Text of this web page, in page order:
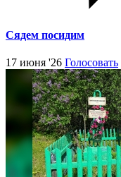
Сядем посидим
17 июня '26 Голосовать